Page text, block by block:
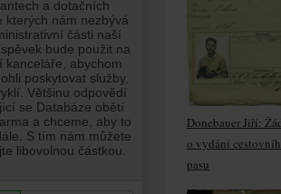
Donebauer Jiří:
o vydání
pasu